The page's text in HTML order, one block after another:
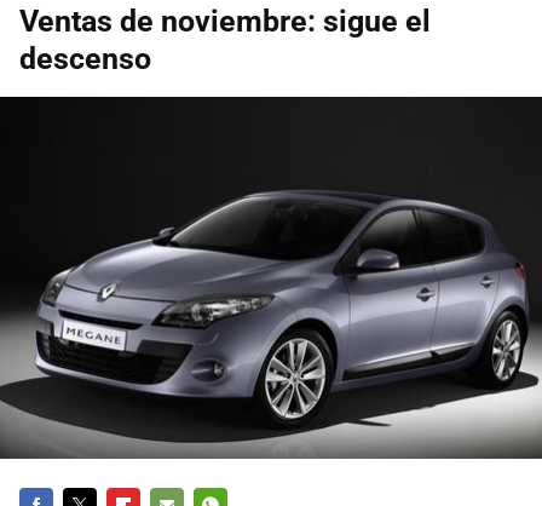
Ventas de noviembre: sigue el
descenso